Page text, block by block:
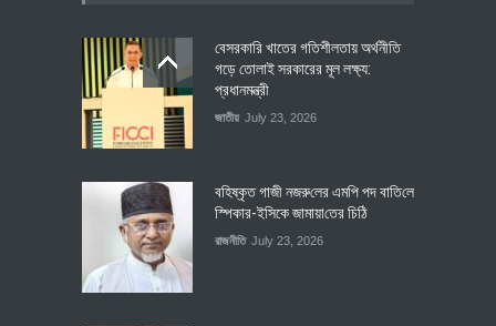
বেসরকারি খাতের গতিশীলতায় অর্থনীতি
গড়ে তোলাই সরকারের মূল লক্ষ্য:
প্রধানমন্ত্রী
জাতীয় July 23, 2026
বহিষ্কৃত গাজী নজরু‌লের এম‌পি পদ বা‌তি‌লে
স্পিকার-ইসিকে জামায়া‌তের চি‌ঠি
রাজনীতি July 23, 2026